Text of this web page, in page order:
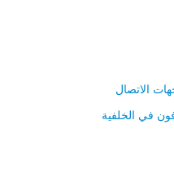
الاتصال
في الخلفية